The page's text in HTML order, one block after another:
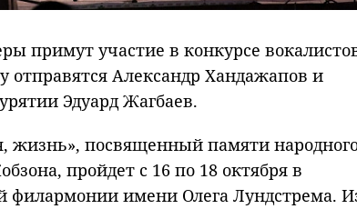
примут участие в конкурсе
отправятся Александр Хандажапов и
Эдуард Жагбаев.
жизнь», посвященный памяти
пройдет с 16 по 18 октября в
филармонии имени Олега Лундстрема.